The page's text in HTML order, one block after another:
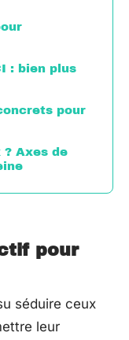
: bien plus
pour
Axes de
pour
séduire ceux
leur